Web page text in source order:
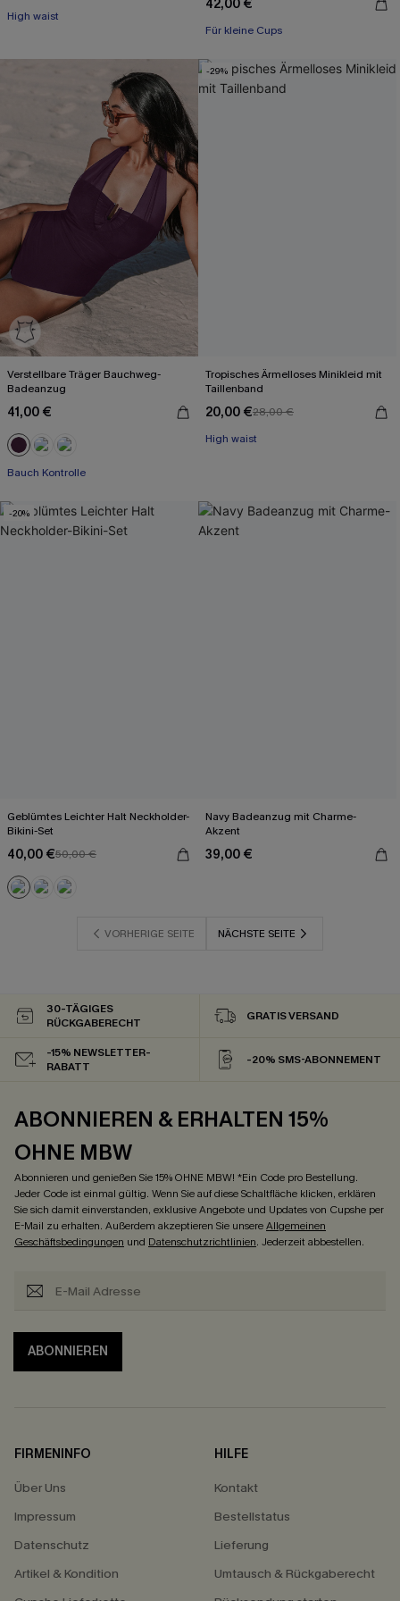
High waist
42,00 €
Für kleine Cups
Verstellbare Träger Bauchweg-
Badeanzug
41,00 €
Bauch Kontrolle
-29%
Tropisches Ärmelloses Minikleid mit
Taillenband
20,00 €28,00 €
High waist
-20%
Geblümtes Leichter Halt Neckholder-
Bikini-Set
40,00 €50,00 €
Navy Badeanzug mit Charme-
Akzent
39,00 €
VORHERIGE SEITE NÄCHSTE SEITE
30-TÄGIGES
RÜCKGABERECHT
GRATIS VERSAND
-15% NEWSLETTER-
RABATT
-20% SMS-ABONNEMENT
ABONNIEREN & ERHALTEN 15%
OHNE MBW
Abonnieren und genießen Sie 15% OHNE MBW! *Ein Code pro Bestellung.
Jeder Code ist einmal gültig. Wenn Sie auf diese Schaltfläche klicken, erklären
Sie sich damit einverstanden, exklusive Angebote und Updates von Cupshe per
E-Mail zu erhalten. Außerdem akzeptieren Sie unsereAllgemeinen
Geschäftsbedingungen und Datenschutzrichtlinien. Jederzeit abbestellen.
ABONNIEREN
FIRMENINFO
Über Uns
Impressum
Datenschutz
Artikel & Kondition
HILFE
Kontakt
Bestellstatus
Lieferung
Umtausch & Rückgaberecht